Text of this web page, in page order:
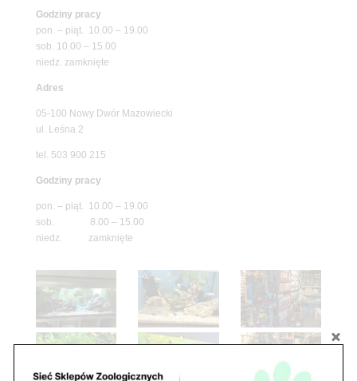
Godziny pracy
pon. – piąt. 10.00 – 19.00
sob. 10.00 – 15.00
niedz. zamknięte
Adres
05-100 Nowy Dwór Mazowiecki
ul. Leśna 2
tel. 503 900 215
Godziny pracy
pon. – piąt. 10.00 – 19.00
sob. 8.00 – 15.00
niedz. zamknięte